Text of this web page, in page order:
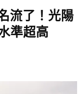
流了！光陽
準超高